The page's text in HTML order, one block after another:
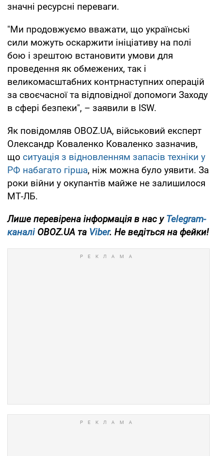
значні ресурсні переваги.
"Ми продовжуємо вважати, що українські
сили можуть оскаржити ініціативу на полі
бою і зрештою встановити умови для
проведення як обмежених, так і
великомасштабних контрнаступних операцій
за своєчасної та відповідної допомоги Заходу
в сфері безпеки", – заявили в ISW.
Як повідомляв OBOZ.UA, військовий експерт
Олександр Коваленко Коваленко зазначив,
що ситуація з відновленням запасів техніки у
РФ набагато гірша, ніж можна було уявити. За
роки війни у окупантів майже не залишилося
МТ-ЛБ.
Лише перевірена інформація в нас уTelegram-
каналіOBOZ.UA та Viber. Не ведіться на фейки!